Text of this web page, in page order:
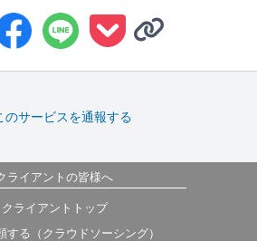
のサービスを通報する
ライアントの皆様へ
クライアントトップ
する（クラウドソーシング）